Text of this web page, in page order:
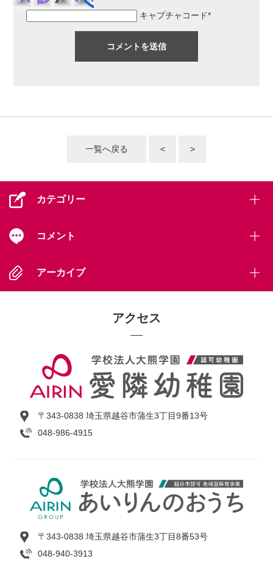
キャプチャコード*
一覧へ戻る < >
カテゴリー
コメント
アーカイブ
アクセス
〒343-0838 埼玉県越谷市蒲生3丁目9番13号
048-986-4915
〒343-0838 埼玉県越谷市蒲生3丁目8番53号
048-940-3913